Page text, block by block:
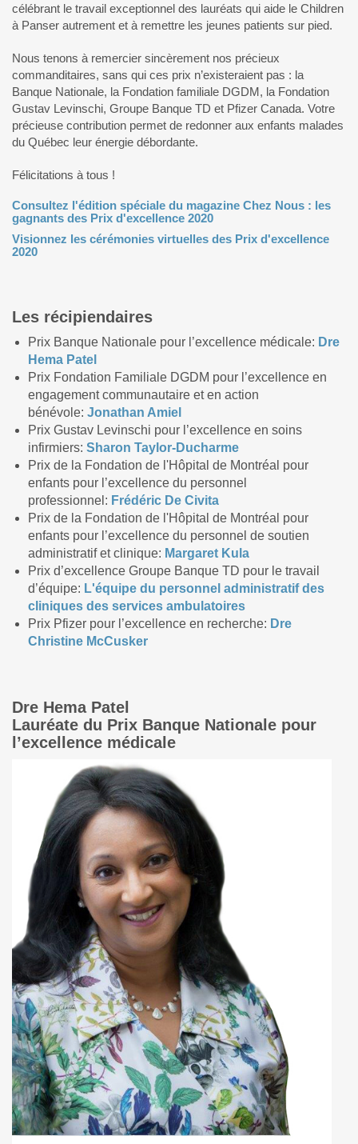
célébrant le travail exceptionnel des lauréats qui aide le Children
à Panser autrement et à remettre les jeunes patients sur pied.
Nous tenons à remercier sincèrement nos précieux
commanditaires, sans qui ces prix n’existeraient pas : la
Banque Nationale, la Fondation familiale DGDM, la Fondation
Gustav Levinschi, Groupe Banque TD et Pfizer Canada. Votre
précieuse contribution permet de redonner aux enfants malades
du Québec leur énergie débordante.
Félicitations à tous !
Consultez l'édition spéciale du magazine Chez Nous : les
gagnants des Prix d'excellence 2020
Visionnez les cérémonies virtuelles des Prix d'excellence
2020
Les récipiendaires
Prix Banque Nationale pour l’excellence médicale: Dre
Hema Patel
Prix Fondation Familiale DGDM pour l’excellence en
engagement communautaire et en action
bénévole: Jonathan Amiel
Prix Gustav Levinschi pour l’excellence en soins
infirmiers: Sharon Taylor-Ducharme
Prix de la Fondation de l'Hôpital de Montréal pour
enfants pour l’excellence du personnel
professionnel: Frédéric De Civita
Prix de la Fondation de l'Hôpital de Montréal pour
enfants pour l’excellence du personnel de soutien
administratif et clinique: Margaret Kula
Prix d’excellence Groupe Banque TD pour le travail
d’équipe: L'équipe du personnel administratif des
cliniques des services ambulatoires
Prix Pfizer pour l’excellence en recherche: Dre
Christine McCusker
Dre Hema Patel
Lauréate du Prix Banque Nationale pour
l’excellence médicale